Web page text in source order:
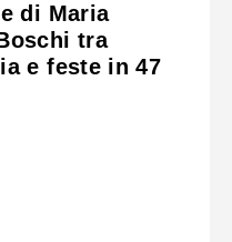
di Maria
tra
e feste in 47